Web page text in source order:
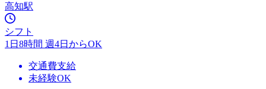
高知駅
シフト
1日8時間 週4日からOK
交通費支給
未経験OK